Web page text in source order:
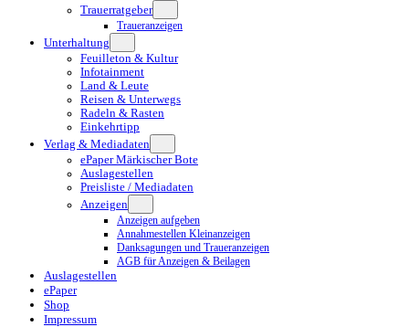
Trauerratgeber
Traueranzeigen
Unterhaltung
Feuilleton & Kultur
Infotainment
Land & Leute
Reisen & Unterwegs
Radeln & Rasten
Einkehrtipp
Verlag & Mediadaten
ePaper Märkischer Bote
Auslagestellen
Preisliste / Mediadaten
Anzeigen
Anzeigen aufgeben
Annahmestellen Kleinanzeigen
Danksagungen und Traueranzeigen
AGB für Anzeigen & Beilagen
Auslagestellen
ePaper
Shop
Impressum